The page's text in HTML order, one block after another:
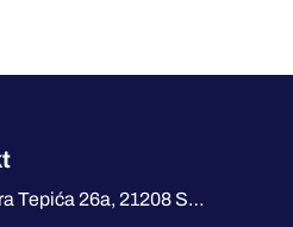
26a, 21208 Sremska Kamenica